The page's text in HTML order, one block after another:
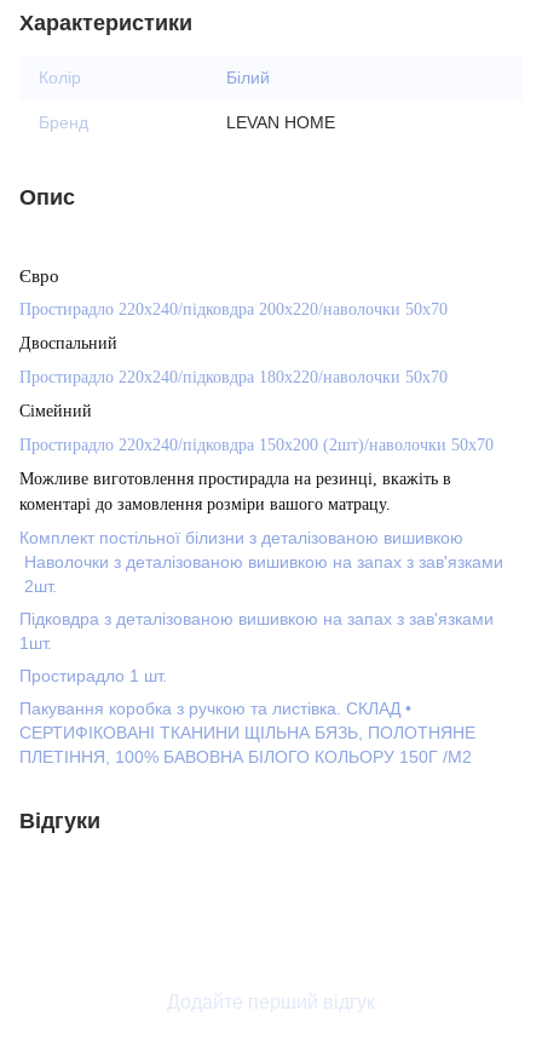
Характеристики
Колір Білий
Бренд LEVAN HOME
Опис
Євро
Простирадло 220х240/підковдра 200х220/наволочки 50х70
Двоспальний
Простирадло 220х240/підковдра 180х220/наволочки 50х70
Сімейний
Простирадло 220х240/підковдра 150х200 (2шт)/наволочки 50х70
Можливе виготовлення простирадла на резинці, вкажіть в
коментарі до замовлення розміри вашого матрацу.
Комплект постільної білизни з деталізованою вишивкою
Наволочки з деталізованою вишивкою на запах з зав'язками
2шт.
Підковдра з деталізованою вишивкою на запах з зав'язками
1шт.
Простирадло 1 шт.
Пакування коробка з ручкою та листівка. СКЛАД •
СЕРТИФІКОВАНІ ТКАНИНИ ЩІЛЬНА БЯЗЬ, ПОЛОТНЯНЕ
ПЛЕТІННЯ, 100% БАВОВНА БІЛОГО КОЛЬОРУ 150Г /М2
Відгуки
Додайте перший відгук